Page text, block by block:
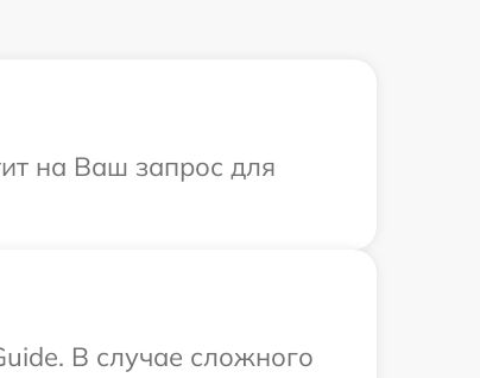
на Ваш запрос для
В случае сложного